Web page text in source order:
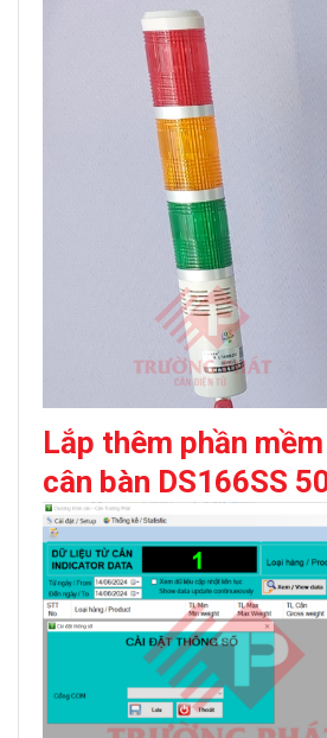
Lắp thêm phần
cân bàn DS166SS